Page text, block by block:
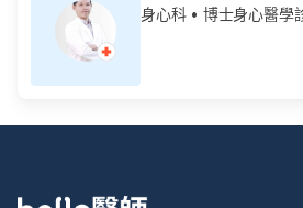
身心科• 博士身心醫學